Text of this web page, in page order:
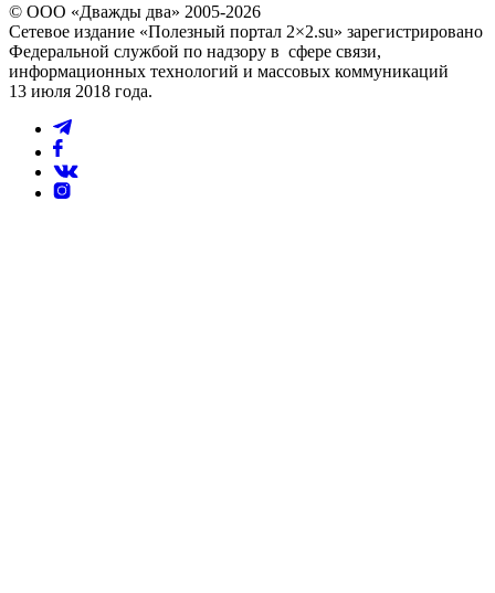
© ООО «Дважды два» 2005-2026
Сетевое издание «Полезный портал 2×2.su» зарегистрировано
Федеральной службой по надзору в сфере связи,
информационных технологий и массовых коммуникаций
13 июля 2018 года.